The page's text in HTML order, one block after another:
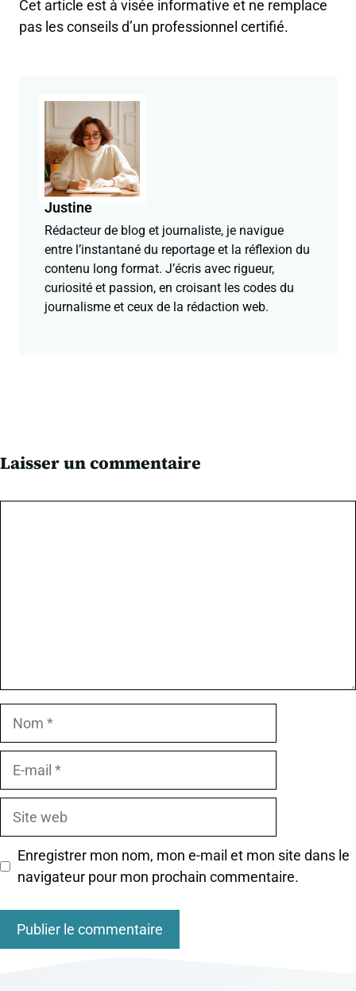
Cet article est à visée informative et ne remplace
pas les conseils d’un professionnel certifié.
Justine
Rédacteur de blog et journaliste, je navigue
entre l’instantané du reportage et la réflexion du
contenu long format. J’écris avec rigueur,
curiosité et passion, en croisant les codes du
journalisme et ceux de la rédaction web.
Laisser un commentaire
Nom
Site
Enregistrer mon nom, mon e-mail et mon site dans le
navigateur pour mon prochain commentaire.